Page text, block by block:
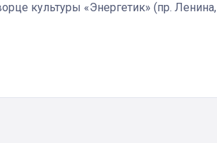
культуры «Энергетик» (пр. Ленина,